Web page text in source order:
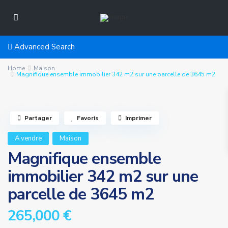
Advanced Search
Home Maison
Magnifique ensemble immobilier 342 m2 sur une parcelle de 3645 m2
A vendre Maison
Magnifique ensemble
immobilier 342 m2 sur une
parcelle de 3645 m2
265,000 €
Partager Favoris Imprimer